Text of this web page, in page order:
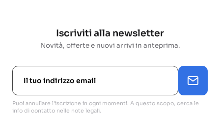
Iscriviti alla newsletter
Novità, offerte e nuovi arrivi in anteprima.
Puoi annullare l'iscrizione in ogni momenti. A questo scopo, cerca le
info di contatto nelle note legali.